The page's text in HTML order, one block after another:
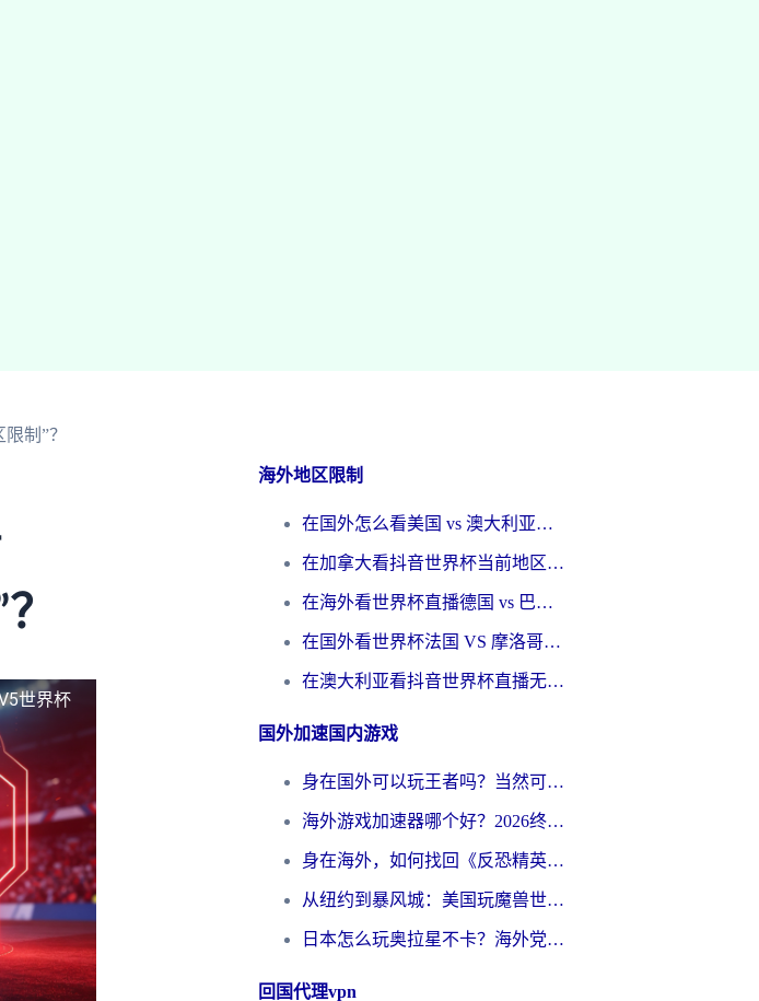
制”？
世界杯
海外地区限制
在国外怎么看美国 vs 澳大利亚世界杯直播？海外党必藏的中文解说观赛指南
在加拿大看抖音世界杯当前地区不可播放？海外党体育观赛终极指南
在海外看世界杯直播德国 vs 巴拉圭当前IP受限制？这篇指南帮你轻松解决地区限制
在国外看世界杯法国 VS 摩洛哥仅限中国大陆？别让地域限制拦下你的欢呼
在澳大利亚看抖音世界杯直播无法播放？海外党体育观赛终极指南来了！
国外加速国内游戏
身在国外可以玩王者吗？当然可以，但你需要这份“加速”指南
海外游戏加速器哪个好？2026终极指南帮你畅玩国服+解决卡顿难题
身在海外，如何找回《反恐精英：全球攻势》国服的丝滑手感？一份给你的终极指南
从纽约到暴风城：美国玩魔兽世界，如何找到你的最佳网络航线
日本怎么玩奥拉星不卡？海外党国服游戏加速器选择全攻略
回国代理vpn